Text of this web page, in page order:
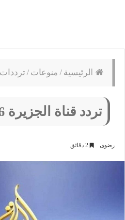
الرئيسية / منوعات /
تردد قناة الجزيرة 2026
رضوى